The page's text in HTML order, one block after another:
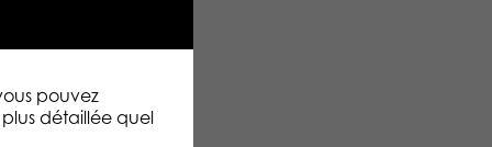
pouvez
détaillée quel